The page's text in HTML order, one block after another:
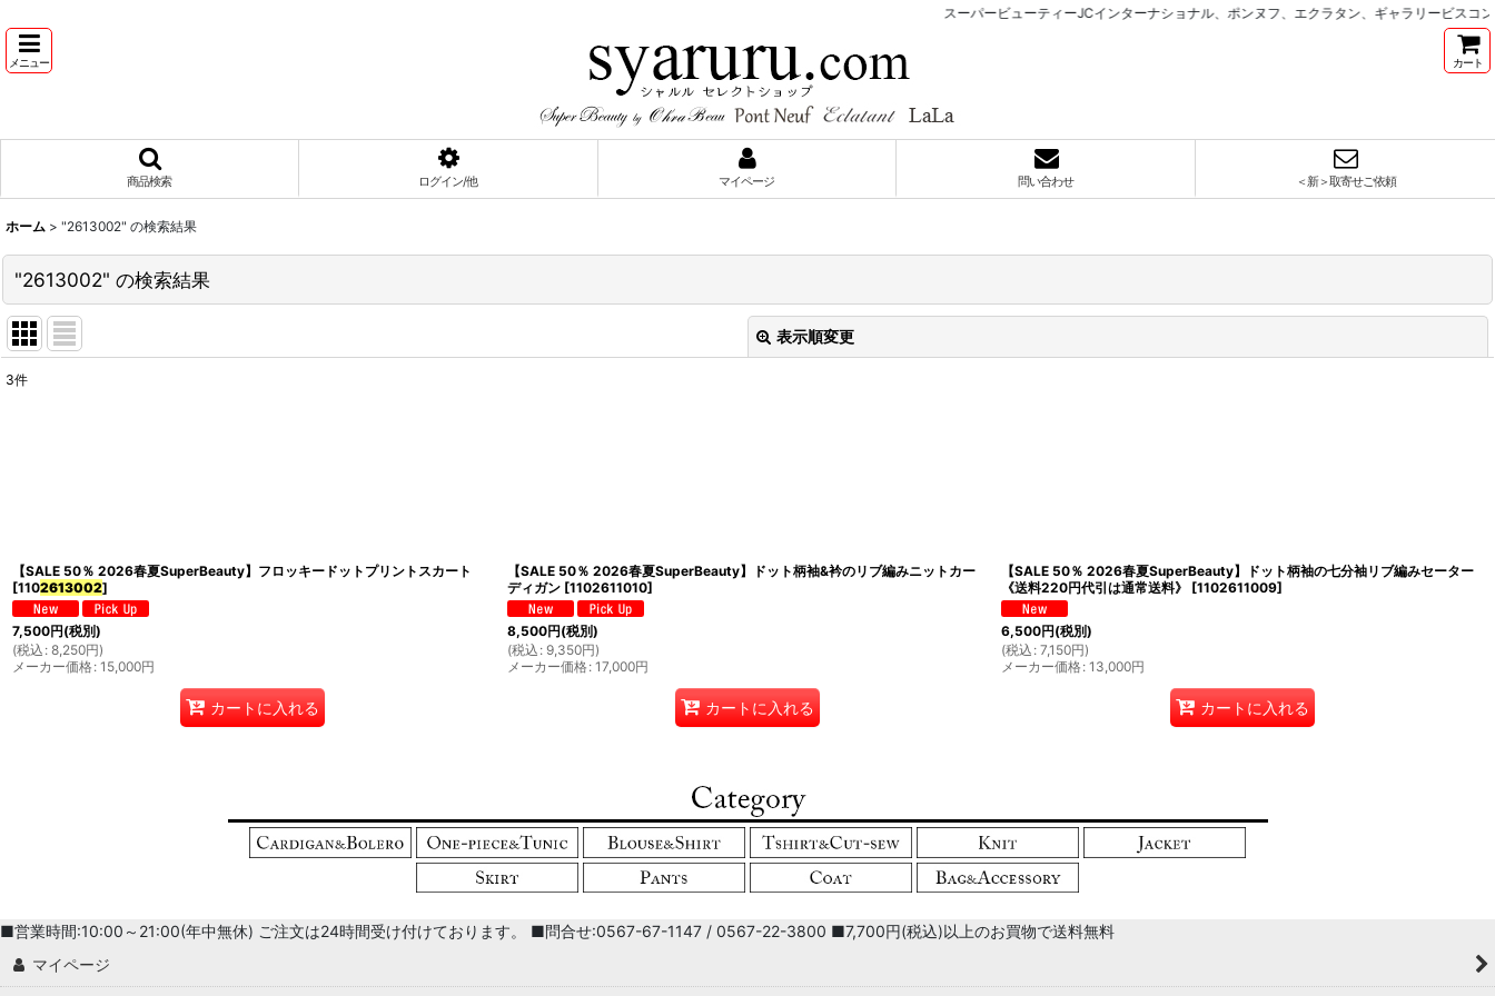
スーパービューティーJCインターナショナル、ポンヌフ、エクラタン、ギャラリービスコン
メニュー カート
商品検索 ログイン/他 マイページ 問い合わせ ＜新＞取寄せご依頼
ホーム > "2613002" の検索結果
"2613002" の検索結果
表示順変更
絞り込む
3件
【SALE 50％ 2026春夏SuperBeauty】フロッキードットプリントスカート
[1102613002]
7,500円(税別)
(税込 : 8,250円)
メーカー価格: 15,000円
カートに入れる
【SALE 50％ 2026春夏SuperBeauty】ドット柄袖&衿のリブ編みニットカー
ディガン [1102611010]
8,500円(税別)
(税込 : 9,350円)
メーカー価格: 17,000円
カートに入れる
【SALE 50％ 2026春夏SuperBeauty】ドット柄袖の七分袖リブ編みセーター
《送料220円代引は通常送料》
[1102611009]
6,500円(税別)
(税込 : 7,150円)
メーカー価格: 13,000円
カートに入れる
■営業時間:10:00～21:00(年中無休) ご注文は24時間受け付けております。 ■問合せ:0567-67-1147 / 0567-22-3800 ■7,700円(税込)以上のお買物で送料無料
マイページ